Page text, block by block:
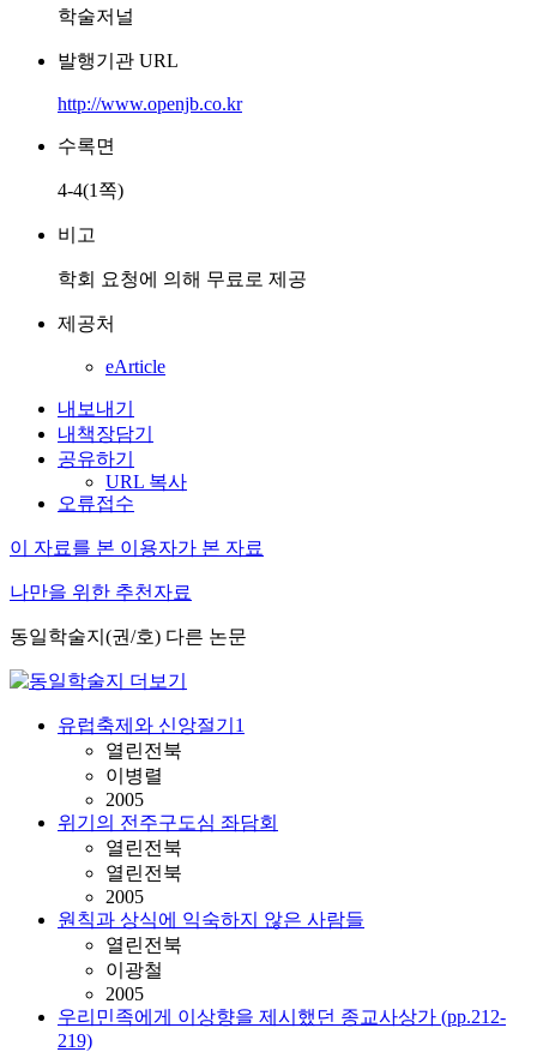
학술저널
발행기관 URL
http://www.openjb.co.kr
수록면
4-4(1쪽)
비고
학회 요청에 의해 무료로 제공
제공처
eArticle
내보내기
내책장담기
공유하기
URL 복사
오류접수
이 자료를 본 이용자가 본 자료
나만을 위한 추천자료
동일학술지(권/호) 다른 논문
유럽축제와 신앙절기1
열린전북
이병렬
2005
위기의 전주구도심 좌담회
열린전북
열린전북
2005
원칙과 상식에 익숙하지 않은 사람들
열린전북
이광철
2005
우리민족에게 이상향을 제시했던 종교사상가 (pp.212-
219)